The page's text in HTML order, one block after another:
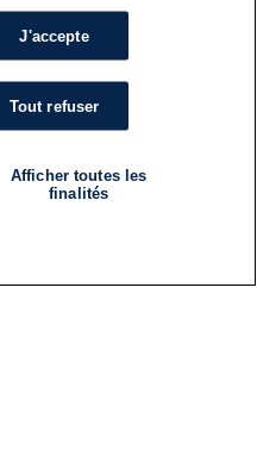
J'accepte
Tout refuser
Afficher toutes les
finalités